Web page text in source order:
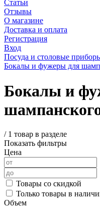
Статьи
Отзывы
О магазине
Доставка и оплата
Регистрация
Вход
Посуда и столовые
Бокалы и фужеры для
Бокалы и
/ 1 товар в разделе
Показать фильтры
Цена
Товары со скидкой
Только товары в
Объем